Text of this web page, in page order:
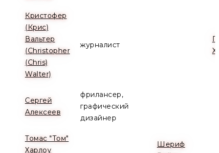
Кристофер
(Крис)
Вальтер
(Christopher
(Chris)
Walter)
журналист
Сергей
Алексеев
фрилансер,
графический
дизайнер
Томас "Том"
Харлоу
Шериф